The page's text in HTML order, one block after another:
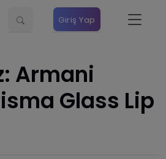
Giriş Yap
Armani
Glass Lip